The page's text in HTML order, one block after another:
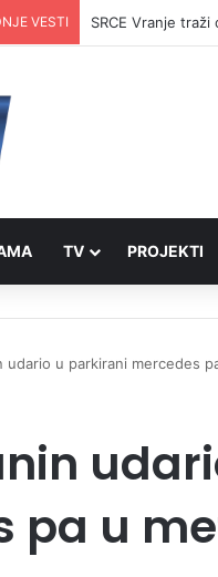
VESTI Društvo
TV PROJEKTI
udario u parkirani mercedes
pa u